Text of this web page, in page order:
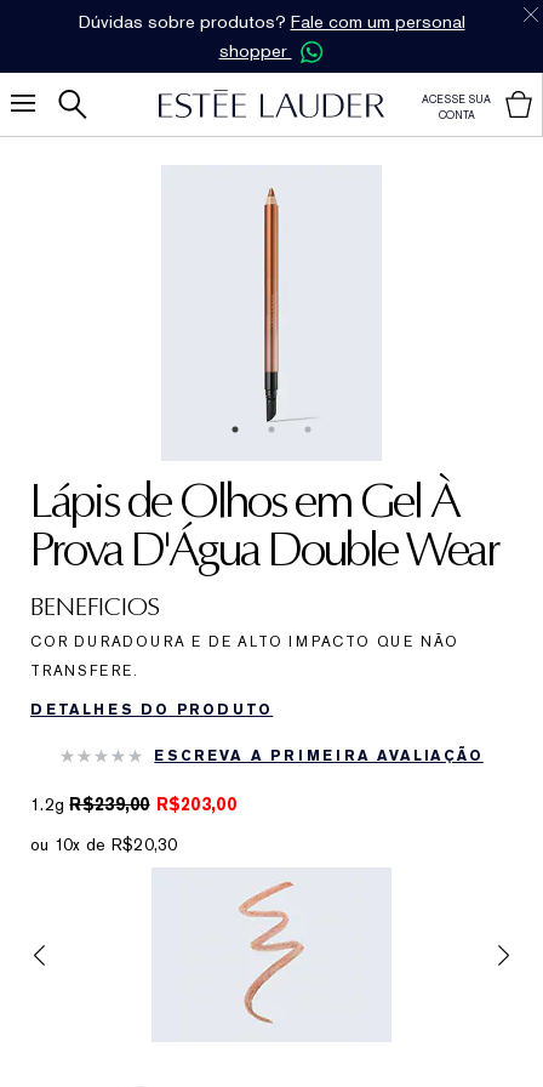
Dúvidas sobre produtos? Fale com um personal
shopper
ACESSE SUA
CONTA
Lápis de Olhos em Gel À
Prova D'Água Double Wear
BENEFICIOS
COR DURADOURA E DE ALTO IMPACTO QUE NÃO
TRANSFERE.
DETALHES DO PRODUTO
ESCREVA A PRIMEIRA AVALIAÇÃO
1.2gR$239,00 R$203,00
ou 10x de R$20,30